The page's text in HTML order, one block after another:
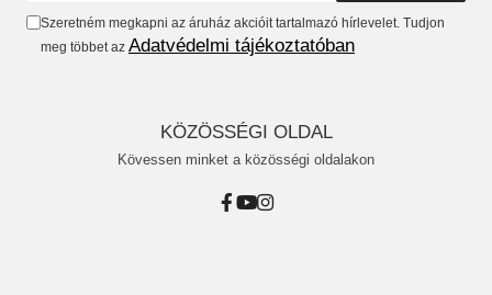
Szeretném megkapni az áruház akcióit tartalmazó hírlevelet. Tudjon
meg többet az Adatvédelmi tájékoztatóban
KÖZÖSSÉGI OLDAL
Kövessen minket a közösségi oldalakon